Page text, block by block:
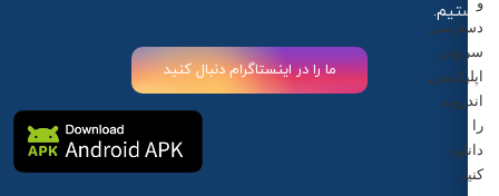
هستیم.
ما را در اینستاگرام دنبال کنید
دسترسی
سریع‌تر،
اپلیکیشن
اندروید
را
دانلود
کنید.